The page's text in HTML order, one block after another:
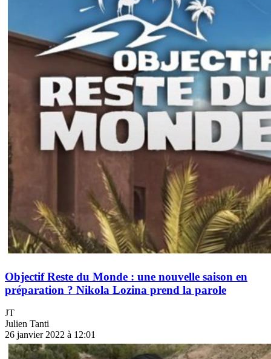
Objectif Reste du Monde : une nouvelle saison en
préparation ? Nikola Lozina prend la parole
JT
Julien Tanti
26 janvier 2022 à 12:01